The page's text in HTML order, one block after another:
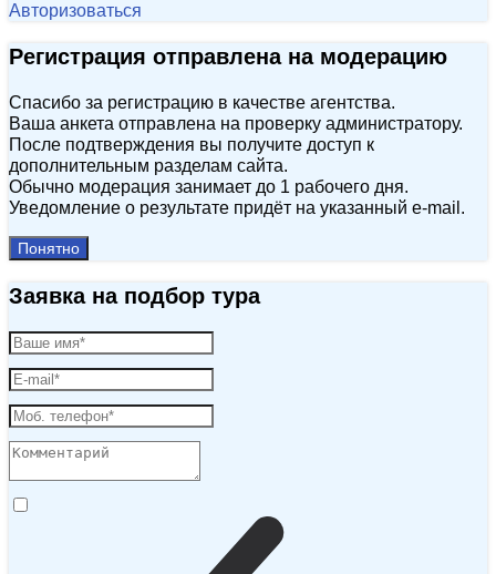
Авторизоваться
Регистрация отправлена на модерацию
Спасибо за регистрацию в качестве агентства.
Ваша анкета отправлена на проверку администратору.
После подтверждения вы получите доступ к
дополнительным разделам сайта.
Обычно модерация занимает до 1 рабочего дня.
Уведомление о результате придёт на указанный e‑mail.
Понятно
Заявка на подбор тура